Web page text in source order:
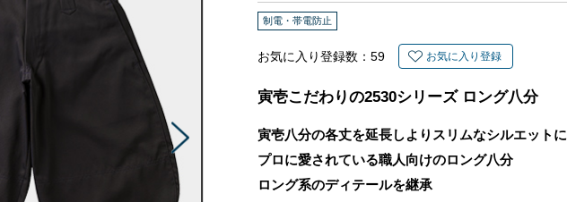
制電・帯電防止
お気に入り登録数： 59 お気に入り登録
寅壱こだわりの2530シリーズ ロング八分
寅壱八分の各丈を延長しよりスリムなシルエットに
プロに愛されている職人向けのロング八分
ロング系のディテールを継承